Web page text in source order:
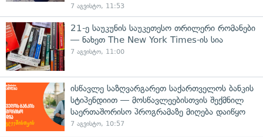
7 აგვისტო, 11:53
21-ე საუკუნის საუკეთესო თრილერი რომანები
— ნახეთ The New York Times-ის სია
7 აგვისტო, 11:00
ისწავლე საზღვარგარეთ საქართველოს ბანკის
სტიპენდიით — მოსწავლეებისთვის შექმნილ
საერთაშორისო პროგრამაზე მიღება დაიწყო
7 აგვისტო, 10:57